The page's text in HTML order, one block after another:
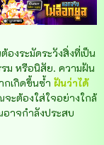
งระมัดระวังสิ่งที่เป็น
ม หรือนิสัย. ความฝัน
เกิดขึ้นซ้ำ ฝันว่าได้
ะต้องใส่ใจอย่างใกล้
าจกำลังประสบ